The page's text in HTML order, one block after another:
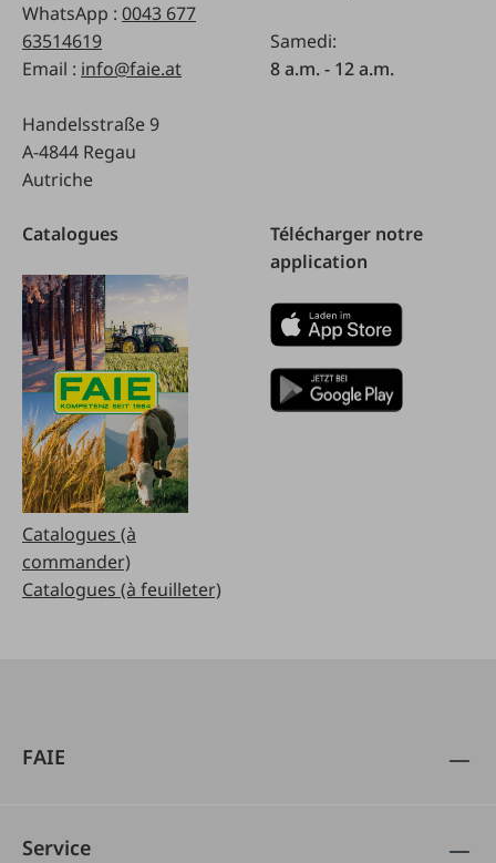
WhatsApp : 0043 677
63514619
Email : info@faie.at
Handelsstraße 9
A-4844 Regau
Autriche
Samedi:
8 a.m. - 12 a.m.
Catalogues
Catalogues (à
commander)
Catalogues (à feuilleter)
Télécharger notre
application
FAIE
Service